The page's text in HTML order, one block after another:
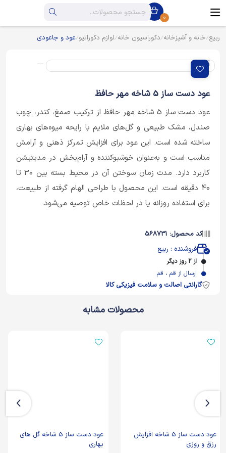
0
ربیع خانه و آشپزخانه دکوراسیون خانه لوازم دکوراتیو عود و جاعودی
عود دست ساز 5 شاخه مهر حافظ
عود دست ساز 5 شاخه مهر حافظ از ترکیب صمغ، کندر، چوب
صندل، مشک طبیعی و گل‌های ملایم با رایحه میوه‌های بهاری
ساخته شده است. این عود برای افزایش تمرکز ذهنی و آرامش
مناسب است و به‌عنوان خوشبوکننده و آرام‌بخش در مدیتیشن
کاربرد دارد. مدت زمان سوختن آن در محیط بسته بین 30 تا
40 دقیقه است. این محصول با طراحی الهام گرفته از طبیعت،
برای استفاده روزانه یا در لحظات خاص توصیه می‌شود.
کد محصول: 568731
فروشنده : ربیع
از 2 روز دیگر
ارسال از قم ، قم
گارانتی اصالت و سلامت فیزیکی کالا
محصولات مشابه
عود دست ساز 5 شاخه افزایش
رزق و روزی
عود دست ساز 5 شاخه گل های
بهاری